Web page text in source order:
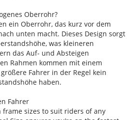
Oberrohr?
ein Oberrohr, das kurz vor dem
unten macht. Dieses Design sorgt
was kleineren
das Auf- und Absteigen
Rahmen kommen mit einem
Fahrer in der Regel kein
haben.
Fahrer
frame sizes to suit riders of any